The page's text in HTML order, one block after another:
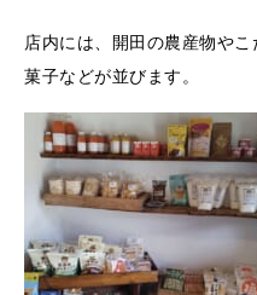
店内には、開田の農産物や
菓子などが並びます。